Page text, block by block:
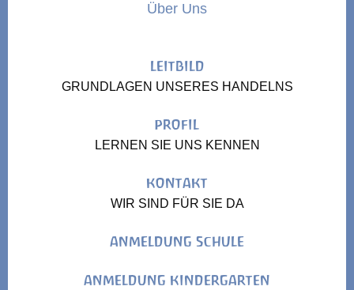
Über Uns
LEITBILD
GRUNDLAGEN UNSERES HANDELNS
PROFIL
LERNEN SIE UNS KENNEN
KONTAKT
WIR SIND FÜR SIE DA
ANMELDUNG SCHULE
ANMELDUNG KINDERGARTEN